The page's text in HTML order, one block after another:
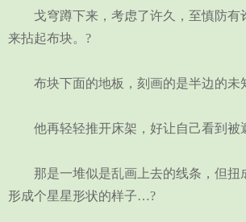
戈穹蹲下来，考虑了许久，至慎防有
来拈起布块。?
布块下面的地板，刻画的是半边的未
他再轻轻推开床架，好让自己看到被
那是一堆似是乱画上去的线条，但扭
形成个星星形状的样子…?